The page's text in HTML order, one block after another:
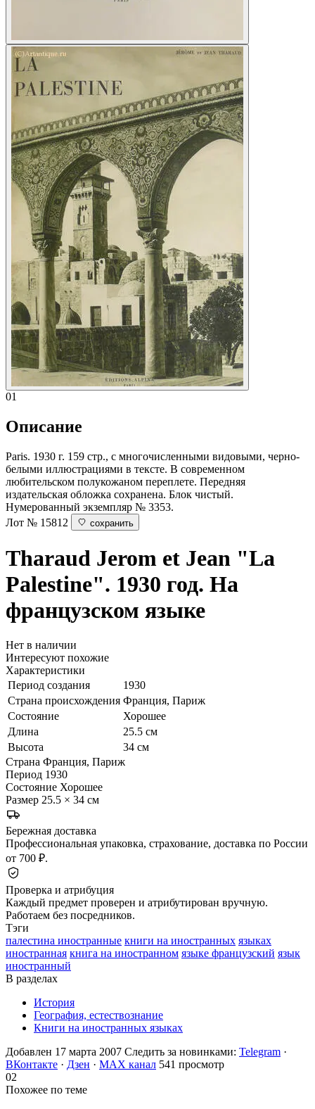
01
Описание
Paris. 1930 г. 159 стр., с многочисленными видовыми, черно-
белыми иллюстрациями в тексте. В современном
любительском полукожаном переплете. Передняя
издательская обложка сохранена. Блок чистый.
Нумерованный экземпляр № 3353.
Лот № 15812
сохранить
Tharaud Jerom et Jean "La
Palestine". 1930 год. На
французском языке
Нет в наличии
Интересуют похожие
Характеристики
Период создания
1930
Страна происхождения Франция, Париж
Состояние
Хорошее
Длина
25.5 см
Высота
34 см
Страна Франция, Париж
Период 1930
Состояние Хорошее
Размер 25.5 × 34 см
Бережная доставка
Профессиональная упаковка, страхование, доставка по России
от 700 ₽.
Проверка и атрибуция
Каждый предмет проверен и атрибутирован вручную.
Работаем без посредников.
Тэги
палестина иностранные книги на иностранных языках
иностранная книга на иностранном языке французский язык
иностранный
В разделах
История
География, естествознание
Книги на иностранных языках
Добавлен 17 марта 2007 Следить за новинками: Telegram ·
ВКонтакте · Дзен · MAX канал 541 просмотр
02
Похожее по теме